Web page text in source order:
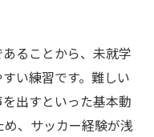
ることから、未就学
い練習です。難しい
出すといった基本動
、サッカー経験が浅